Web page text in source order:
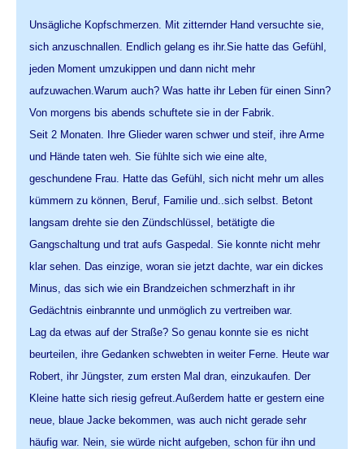
Unsägliche Kopfschmerzen. Mit zitternder Hand versuchte sie,
sich anzuschnallen. Endlich gelang es ihr.Sie hatte das Gefühl,
jeden Moment umzukippen und dann nicht mehr
aufzuwachen.Warum auch? Was hatte ihr Leben für einen Sinn?
Von morgens bis abends schuftete sie in der Fabrik.
Seit 2 Monaten. Ihre Glieder waren schwer und steif, ihre Arme
und Hände taten weh. Sie fühlte sich wie eine alte,
geschundene Frau. Hatte das Gefühl, sich nicht mehr um alles
kümmern zu können, Beruf, Familie und..sich selbst. Betont
langsam drehte sie den Zündschlüssel, betätigte die
Gangschaltung und trat aufs Gaspedal. Sie konnte nicht mehr
klar sehen. Das einzige, woran sie jetzt dachte, war ein dickes
Minus, das sich wie ein Brandzeichen schmerzhaft in ihr
Gedächtnis einbrannte und unmöglich zu vertreiben war.
Lag da etwas auf der Straße? So genau konnte sie es nicht
beurteilen, ihre Gedanken schwebten in weiter Ferne. Heute war
Robert, ihr Jüngster, zum ersten Mal dran, einzukaufen. Der
Kleine hatte sich riesig gefreut.Außerdem hatte er gestern eine
neue, blaue Jacke bekommen, was auch nicht gerade sehr
häufig war. Nein, sie würde nicht aufgeben, schon für ihn und